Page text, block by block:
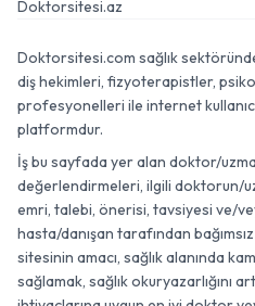
Doktorsitesi.az
Doktorsitesi.com sağlık
diş hekimleri, fizyoterapistler,
profesyonelleri ile internet
platformdur.
İş bu sayfada yer alan doktor/
değerlendirmeleri, ilgili doktorun/
emri, talebi, önerisi, tavsiyesi ve/
hasta/danışan tarafından
sitesinin amacı, sağlık alanında
sağlamak, sağlık okuryazarlığını